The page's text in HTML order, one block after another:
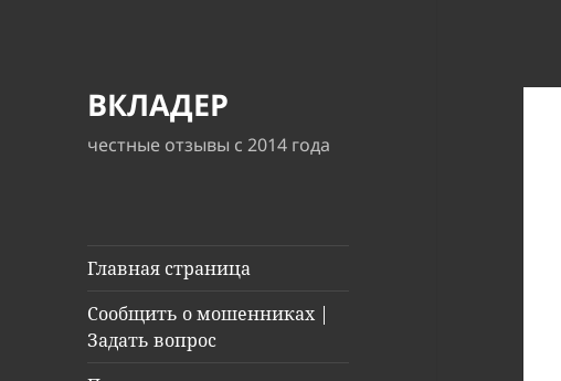
ВКЛАДЕР
честные отзывы с 2014 года
Главная страница
Сообщить о мошенниках |
Задать вопрос